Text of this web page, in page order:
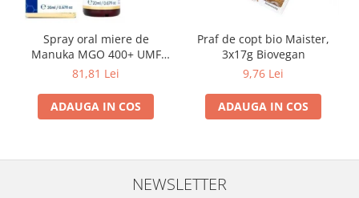
Spray oral miere de
Manuka MGO 400+ UMF
13+ cu Propolis (20ml)
81,81 Lei
ADAUGA IN COS
Praf de copt bio Maister,
3x17g Biovegan
9,76 Lei
ADAUGA IN COS
NEWSLETTER